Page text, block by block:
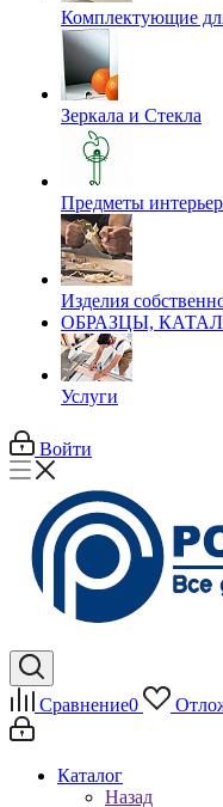
Комплектующие
Зеркала и Стекла
Предметы
Изделия
ОБРАЗЦЫ,
Услуги
Войти
Сравнение0
Каталог
Назад